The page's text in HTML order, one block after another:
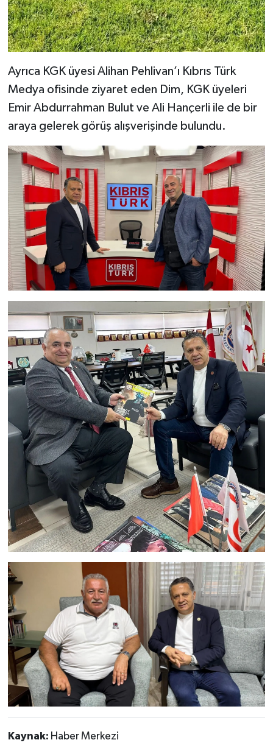
Ayrıca KGK üyesi Alihan Pehlivan’ı Kıbrıs Türk
Medya ofisinde ziyaret eden Dim, KGK üyeleri
Emir Abdurrahman Bulut ve Ali Hançerli ile de bir
araya gelerek görüş alışverişinde bulundu.
Kaynak: Haber Merkezi